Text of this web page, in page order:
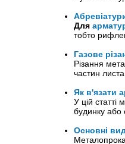
Для
тобто
Газове
Різання
частин
Як в'язати
У цій статті
будинку або
Основні